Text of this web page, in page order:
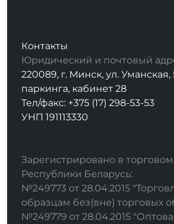
Контакты
Юридический и почтовый
220089, г. Минск, ул. Уманская,
паркинга, кабинет 28
Тел/факс: +375 (17) 298-53-53
УНП 191113330
Зарегистрировано в
Республики Беларусь:
№249773 от 28.04.2015
образцам без(вне) торговых
№249779 от 28.04.2015